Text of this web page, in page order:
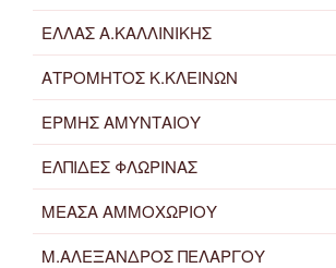
ΕΛΛΑΣ Α.ΚΑΛΛΙΝΙΚΗΣ
ΑΤΡΟΜΗΤΟΣ Κ.ΚΛΕΙΝΩΝ
ΕΡΜΗΣ ΑΜΥΝΤΑΙΟΥ
ΕΛΠΙΔΕΣ ΦΛΩΡΙΝΑΣ
ΜΕΑΣΑ ΑΜΜΟΧΩΡΙΟΥ
Μ.ΑΛΕΞΑΝΔΡΟΣ ΠΕΛΑΡΓΟΥ